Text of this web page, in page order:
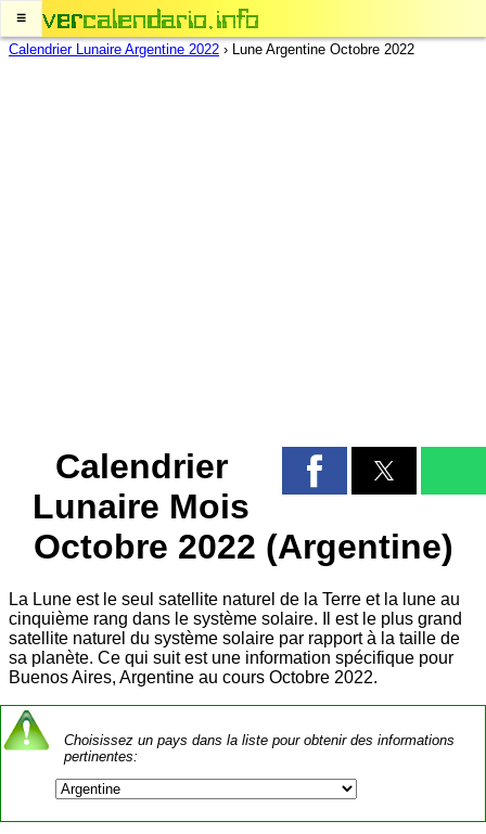
≡
Calendrier Lunaire Argentine 2022 › Lune Argentine Octobre 2022
Calendrier
Lunaire Mois
Octobre 2022 (Argentine)
La Lune est le seul satellite naturel de la Terre et la lune au
cinquième rang dans le système solaire. Il est le plus grand
satellite naturel du système solaire par rapport à la taille de
sa planète. Ce qui suit est une information spécifique pour
Buenos Aires, Argentine au cours Octobre 2022.
Choisissez un pays dans la liste pour obtenir des informations
pertinentes: